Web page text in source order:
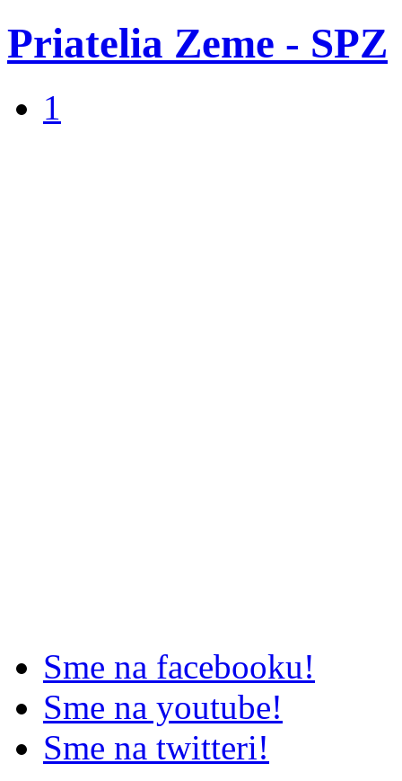
Priatelia Zeme - SPZ
1
Sme na facebooku!
Sme na youtube!
Sme na twitteri!